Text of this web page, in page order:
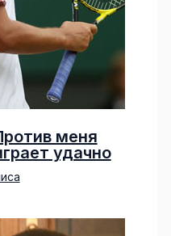
меня
удачно